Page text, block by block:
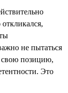
не пытаться
свою позицию,
Это